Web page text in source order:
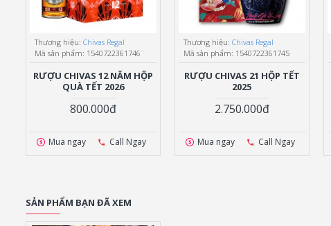
Thương hiệu: Chivas Regal
Mã sản phẩm: 1540722361746
RƯỢU CHIVAS 12 NĂM HỘP
QUÀ TẾT 2026
800.000đ
Mua ngay Call Ngay
Thương hiệu: Chivas Regal
Mã sản phẩm: 1540722361745
RƯỢU CHIVAS 21 HỘP TẾT
2025
2.750.000đ
Mua ngay Call Ngay
SẢN PHẨM BẠN ĐÃ XEM